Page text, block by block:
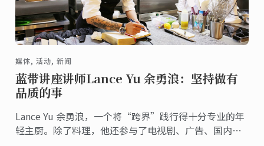
媒体, 活动, 新闻
蓝带讲座讲师Lance Yu 余勇浪：坚持做有
品质的事
Lance Yu 余勇浪，一个将“跨界”践行得十分专业的年
轻主厨。除了料理，他还参与了电视剧、广告、国内外